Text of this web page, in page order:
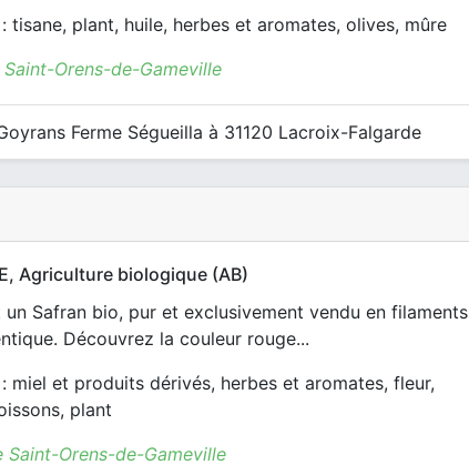
: tisane, plant, huile, herbes et aromates, olives, mûre
Orens-de-Gameville
Ferme Ségueilla à 31120 Lacroix-Falgarde
Agriculture biologique (AB)
un Safran bio, pur et exclusivement vendu en filaments
Découvrez la couleur rouge...
: miel et produits dérivés, herbes et aromates, fleur,
plant
Saint-Orens-de-Gameville